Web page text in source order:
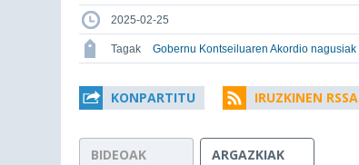
2025-02-25
Tagak Gobernu Kontseiluaren Akordio nagusiak
KONPARTITU IRUZKINEN RSSA
BIDEOAK ARGAZKIAK